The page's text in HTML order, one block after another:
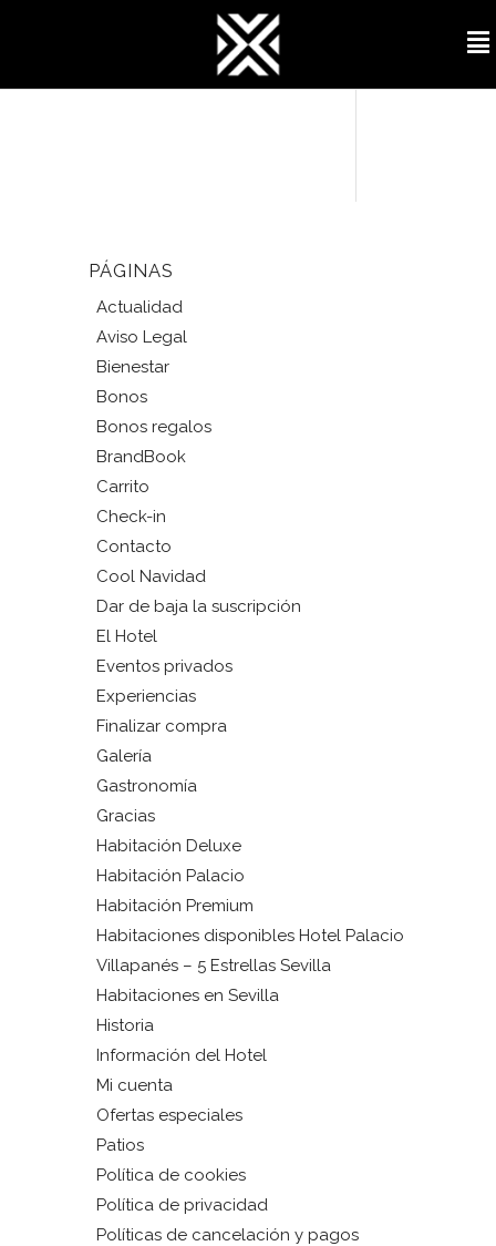
PÁGINAS
Actualidad
Aviso Legal
Bienestar
Bonos
Bonos regalos
BrandBook
Carrito
Check-in
Contacto
Cool Navidad
Dar de baja la suscripción
El Hotel
Eventos privados
Experiencias
Finalizar compra
Galería
Gastronomía
Gracias
Habitación Deluxe
Habitación Palacio
Habitación Premium
Habitaciones disponibles Hotel Palacio
Villapanés – 5 Estrellas Sevilla
Habitaciones en Sevilla
Historia
Información del Hotel
Mi cuenta
Ofertas especiales
Patios
Política de cookies
Política de privacidad
Políticas de cancelación y pagos